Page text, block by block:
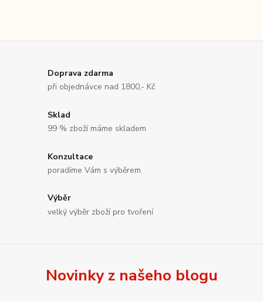
Doprava zdarma
při objednávce nad 1800,- Kč
Sklad
99 % zboží máme skladem
Konzultace
poradíme Vám s výběrem
Výběr
velký výběr zboží pro tvoření
Novinky z našeho blogu